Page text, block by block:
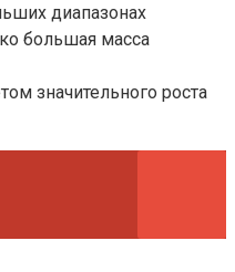
диапазонах
большая масса
значительного роста